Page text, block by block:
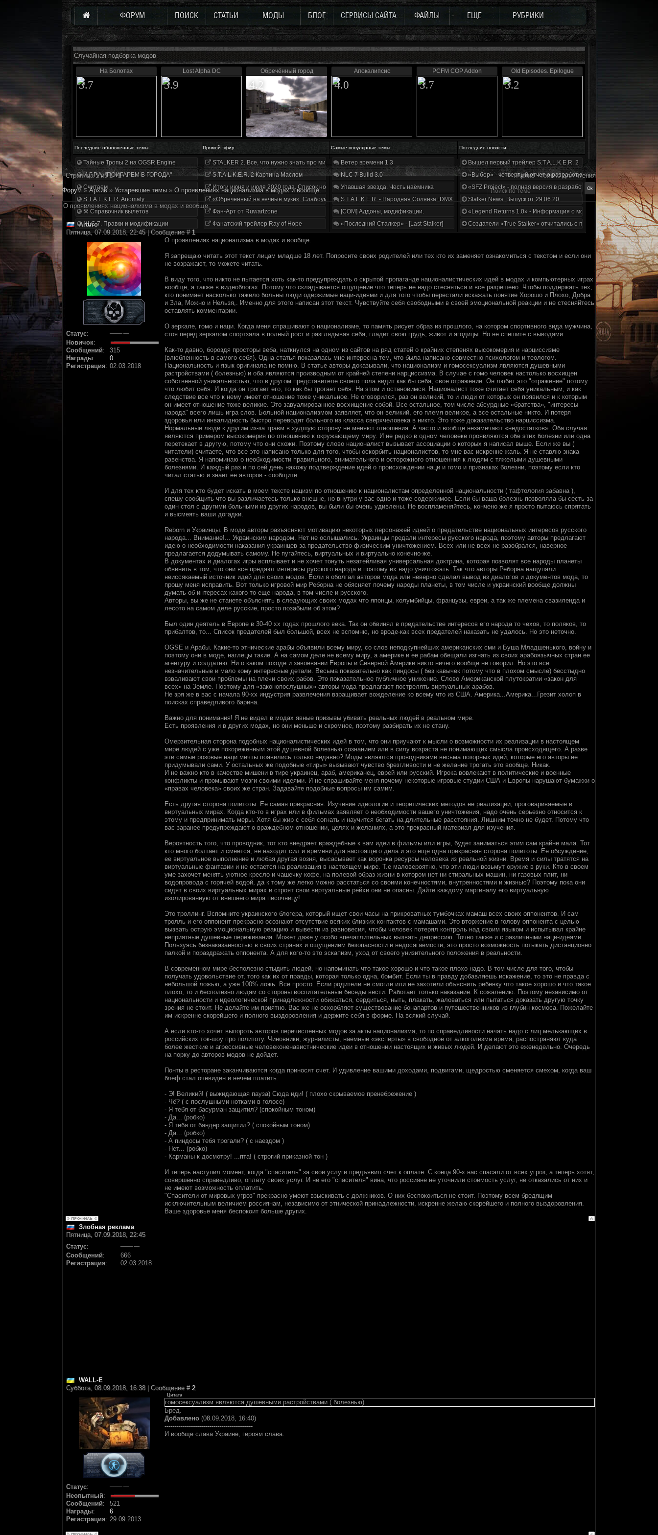
ФОРУМ ПОИСК СТАТЬИ МОДЫ БЛОГ СЕРВИСЫ САЙТА ФАЙЛЫ ЕЩЕ РУБРИКИ
Случайная подборка модов
На Болотах
3.7
Lost Alpha DC
3.9
Обречённый город
4.2
Апокалипсис
4.0
PCFM COP Addon
3.7
Old Episodes. Epilogue
3.2
Последние обновленные темы Прямой эфир Самые популярные темы Последние новости
Тайные Тропы 2 на OGSR Engine
И.Г.Р.А. "ПОИГАРЕМ В ГОРОДА"
Считаем
S.T.A.L.K.E.R. Anomaly
⚒ Справочник вылетов
NLC 7. Правки и модификации
STALKER 2. Все, что нужно знать про мир, геймплей и сюжет | Разбор трейлера
S.T.A.L.K.E.R. 2 Картина Маслом
Итоги июня и июля 2020 года. Список нововведений
«Обречённый на вечные муки». Слабоумие и отвага
Фан-Арт от Ruwartzone
Фанатский трейлер Ray of Hope
Ветер времени 1.3
NLC 7 Build 3.0
Упавшая звезда. Честь наёмника
S.T.A.L.K.E.R. - Народная Солянка+DMX 1.3.5.ООП.МА.К.
[COM] Аддоны, модификации.
«Последний Сталкер» - [Last Stalker]
Вышел первый трейлер S.T.A.L.K.E.R. 2
«Выбор» - четвертый отчет о разработке!
«SFZ Project» - полная версия в разработке!
Stalker News. Выпуск от 29.06.20
«Legend Returns 1.0» - Информация о моде за июнь 2020
Создатели «True Stalker» отчитались о проделанной работе
Страница1из1 1
Архив - только для чтения
Форум » Архив » Устаревшие темы » О проявлениях национализма в модах и вообще.
О проявлениях национализма в модах и вообще.
Arturo
Пятница, 07.09.2018, 22:45 | Сообщение #1
Статус:
Новичок:
Сообщений:
315
Награды:
0
Регистрация: 02.03.2018
О проявлениях национализма в модах и вообще.
Я запрещаю читать этот текст лицам младше 18 лет. Попросите своих родителей или тех кто их заменяет ознакомиться с текстом и если они
не возражают, то можете читать.
В виду того, что никто не пытается хоть как-то предупреждать о скрытой пропаганде националистических идей в модах и компьютерных играх
вообще, а также в видеоблогах. Потому что складывается ощущение что теперь не надо стесняться и все разрешено. Чтобы поддержать тех,
кто понимает насколько тяжело больны люди одержимые наци-идеями и для того чтобы перестали искажать понятие Хорошо и Плохо, Добра
и Зла, Можно и Нельзя,. Именно для этого написан этот текст. Чувствуйте себя свободными в своей эмоциональной реакции и не стесняйтесь
оставлять комментарии.
О зеркале, гомо и наци. Когда меня спрашивают о национализме, то память рисует образ из прошлого, на котором спортивного вида мужчина,
стоя перед зеркалом спортзала в полный рост и разглядывая себя, гладит свою грудь, живот и ягодицы. Но не спешите с выводами...
Как-то давно, бороздя просторы веба, наткнулся на одном из сайтов на ряд статей о крайних степенях высокомерия и нарциссизме
(влюбленность в самого себя). Одна статья показалась мне интересна тем, что была написано совместно психологом и теологом.
Национальность и язык оригинала не помню. В статье авторы доказывали, что национализм и гомосексуализм являются душевными
растройствами ( болезнью) и оба являются производным от крайней степени нарциссизма. В случае с гомо человек настолько восхищен
собственной уникальностью, что в другом представителе своего пола видит как бы себя, свое отражение. Он любит это "отражение" потому
что любит себя. И когда он трогает его, то как бы трогает себя. На этом и остановимся. Националист тоже считает себя уникальным, и как
следствие все что к нему имеет отношение тоже уникальное. Не оговорился, раз он великий, то и люди от которых он появился и к которым
он имеет отношение тоже великие. Это завуалированное восхищение собой. Все остальное, том числе абсурдные «братства», "интересы
народа" всего лишь игра слов. Больной национализмом заявляет, что он великий, его племя великое, а все остальные никто. И потеря
здоровья или инвалидность быстро переводят больного из класса сверхчеловека в никто. Это тоже доказательство нарциссизма.
Нормальные люди к другим из-за травм в худшую сторону не меняют отношения. А часто и вообще незамечают «недостатков». Оба случая
являются примером высокомерия по отношению к окружающему миру. И не редко в одном человеке проявляются обе этих болезни или одна
перетекает в другую, потому что они схожи. Поэтому слово националист вызывает ассоциации о которых я написал выше. Если же вы (
читатели) считаете, что все это написано только для того, чтобы оскорбить националистов, то мне вас искренне жаль. Я не ставлю знака
равенства. Я напоминаю о необходимости правильного, внимательного и осторожного отношенния к людям с тяжелыми душевными
болезнями. И каждый раз и по сей день нахожу подтверждение идей о происхождении наци и гомо и признаках болезни, поэтому если кто
читал статью и знает ее авторов - сообщите.
И для тех кто будет искать в моем тексте нацизм по отношению к националистам определенной национальности ( тафтология забавна ),
спешу сообщить что вы различаетесь только внешне, но внутри у вас одно и тоже содержимое. Если бы ваша болезнь позволяла бы сесть за
один стол с другими больными из других народов, вы были бы очень удивлены. Не воспламеняйтесь, кончено же я просто пытаюсь спрятать
и высмеять ваши догадки.
Reborn и Украинцы. В моде авторы разъясняют мотивацию некоторых персонажей идеей о предательстве национальных интересов русского
народа... Внимание!... Украинским народом. Нет не ослышались. Украинцы предали интересы русского народа, поэтому авторы предлагают
идею о необходимости наказания украинцев за предательство физическим уничтожением. Всех или не всех не разобрался, наверное
предлагается додумывать самому. Не пугайтесь, виртуальных и виртуально конечно-же.
В документах и диалогах игры всплывает и не хочет тонуть незатейливая универсальная доктрина, которая позволят все народы планеты
обвинить в том, что они все предают интересы русского народа и поэтому их надо уничтожать. Так что авторы Реборна нащупали
неиссякаемый источник идей для своих модов. Если я оболгал авторов мода или неверно сделал вывод из диалогов и документов мода, то
прошу меня исправить. Вот только игровой мир Реборна не обясняет почему народы планеты, в том числе и украинский вообще должны
думать об интересах какого-то еще народа, в том числе и русского.
Авторы, вы же не станете объяснять в следующих своих модах что японцы, колумбийцы, французы, евреи, а так же племена свазиленда и
лесото на самом деле русские, просто позабыли об этом?
Был один деятель в Европе в 30-40 xx годах прошлого века. Так он обвинял в предательстве интересов его народа то чехов, то поляков, то
прибалтов, то... Список предателей был большой, всех не вспомню, но вроде-как всех предателей наказать не удалось. Но это неточно.
OGSE и Арабы. Какие-то этнические арабы объявили всему миру, со слов неподкупнейших американских сми и Буша Младшенького, войну и
поэтому они в моде, наглецы такие. А на самом деле не всему миру, а америке и ее рабам обещали изгнать из своих арабоязычных стран ее
агентуру и солдатню. Ни о каком походе и завоевании Европы и Северной Америки никто ничего вообще не говорил. Но это все
незначительные и мало кому интересные детали. Весьма показательно как пиндосы ( без кавычек потому что в плохом смысле) бесстыдно
взваливают свои проблемы на плечи своих рабов. Это показательное публичное унижение. Слово Американской плутократии «закон для
всех» на Земле. Поэтому для «законопослушных» авторы мода предлагают пострелять виртуальных арабов.
Не зря же в вас с начала 90-хх индустрия развлечения взращивает вожделение ко всему что из США. Америка...Америка...Грезит холоп в
поисках справедливого барина.
Важно для понимания! Я не видел в модах явные призывы убивать реальных людей в реальном мире.
Есть проявления и в других модах, но они меньше и скромнее, поэтому разбирать их не стану.
Омерзительная сторона подобных националистических идей в том, что они приучают к мысли о возможности их реализации в настоящем
мире людей с уже покореженным этой душевной болезнью сознанием или в силу возраста не понимающих смысла происходящего. А разве
эти самые розовые наци мечты появились только недавно? Моды являются проводниками весьма позорных идей, которые его авторы не
придумывали сами. У остальных же подобные «тиры» вызывают чувство брезгливости и не желание трогать это вообще. Никак.
И не важно кто в качестве мишени в тире украинец, араб, американец, еврей или русский. Игрока вовлекают в политические и военные
конфликты и промывают мозги своими идеями. И не спрашивайте меня почему некоторые игровые студии США и Европы нарушают бумажки о
«правах человека» своих же стран. Задавайте подобные вопросы им самим.
Есть другая сторона политоты. Ее самая прекрасная. Изучение идеологии и теоретических методов ее реализации, проговариваемые в
виртуальных мирах. Когда кто-то в играх или в фильмах заявляет о необходимости вашего уничтожения, надо очень серьезно относится к
этому и предпринимать меры. Хотя бы жир с себя согнать и научится бегать на длительные расстояния. Лишним точно не будет. Потому что
вас заранее предупреждают о враждебном отношении, целях и желаниях, а это прекрасный материал для изучения.
Вероятность того, что проводник, тот кто внедряет враждебные к вам идеи в фильмы или игры, будет заниматься этим сам крайне мала. Тот
кто много болтает и смеется, не находит сил и времени для настоящего дела и это еще одна прекрасная сторона политоты. Ее обсуждение,
ее виртуальное выполнение и любая другая возня, высасывает как воронка ресурсы человека из реальной жизни. Время и силы тратятся на
виртуальные фантазии и не остается на реализация в настоящем мире. Т.е маловероятно, что эти люди возьмут оружие в руки. Кто в своем
уме захочет менять уютное кресло и чашечку кофе, на полевой образ жизни в котором нет ни стиральных машин, ни газовых плит, ни
водопровода с горячей водой, да к тому же легко можно расстаться со своими конечностями, внутренностями и жизнью? Поэтому пока они
сидят в своих виртуальных мирах и строят свои виртуальные рейхи они не опасны. Дайте каждому маргиналу его виртуальную
изолированную от внешнего мира песочницу!
Это троллинг. Вспомните украинского блогера, который ищет свои часы на прикроватных тумбочках мамаш всех своих оппонентов. И сам
тролль и его оппонент прекрасно осознают отсутствие всяких близких контактов с мамашами. Это вторжение в голову оппонента с целью
вызвать острую эмоциональную реакцию и вывести из равновесия, чтобы человек потерял контроль над своим языком и испытывал крайне
неприятные душевные переживания. Может даже у особо впечатлительных вызвать депрессию. Точно также и с различными наци-идеями.
Пользуясь безнаказанностью в своих странах и ощущением безопасности и недосягаемости, это просто возможность потыкать дистанционно
палкой и пораздражать оппонента. А для кого-то это эскапизм, уход от своего унизительного положения в реальности.
В современном мире бесполезно стыдить людей, но напоминать что такое хорошо и что такое плохо надо. В том числе для того, чтобы
получать удовольствие от, того как их от правды, которая только одна, бомбит. Если ты в правду добавляешь искажение, то это не правда с
небольшой ложью, а уже 100% ложь. Все просто. Если родители не смогли или не захотели объяснить ребенку что такое хорошо и что такое
плохо, то и бесполезно людям со стороны воспитательные беседы вести. Работает только наказание. К сожалению. Поэтому независимо от
национальности и идеологической принадлежности обижаться, сердиться, ныть, плакать, жаловаться или пытаться доказать другую точку
зрения не стоит. Не делайте им приятно. Вас же не оскорбляет существование бонапартов и путешественников из глубин космоса. Пожелайте
им искренне скорейшего и полного выздоровления и держите себя в форме. На всякий случай.
А если кто-то хочет выпороть авторов перечисленных модов за акты национализма, то по справедливости начать надо с лиц мелькающих в
российских ток-шоу про политоту. Чиновники, журналисты, наемные «эксперты» в свободное от алкоголизма время, распостраняют куда
более жесткие и агрессивные человеконенавистнические идеи в отношении настоящих и живых людей. И делают это еженедельно. Очередь
на порку до авторов модов не дойдет.
Понты в ресторане заканчиваются когда приносят счет. И удивление вашими доходами, подвигами, щедростью сменяется смехом, когда ваш
блеф стал очевиден и нечем платить.
- Э! Великий! ( выжидающая пауза) Сюда иди! ( плохо скрываемое пренебрежение )
- Чё? ( с послушными нотками в голосе)
- Я тебя от басурман защитил? (спокойным тоном)
- Да... (робко)
- Я тебя от бандер защитил? ( спокойным тоном)
- Да... (робко)
- А пиндосы тебя трогали? ( с наездом )
- Нет... (робко)
- Карманы к досмотру! ...пта! ( строгий приказной тон )
И теперь наступил момент, когда "спаситель" за свои услуги предъявил счет к оплате. С конца 90-х нас спасали от всех угроз, а теперь хотят,
совершенно справедливо, оплату своих услуг. И не его "спасителя" вина, что россияне не уточнили стоимость услуг, не отказались от них и
не имеют возможность оплатить.
"Спасители от мировых угроз" прекрасно умеют взыскивать с должников. О них беспокоиться не стоит. Поэтому всем бредящим
исключительным величием россиянам, независимо от этнической принадлежности, искренне желаю скорейшего и полного выздоровления.
Ваше здоровье меня беспокоит больше других.
Злобная реклама
Пятница, 07.09.2018, 22:45
Статус:
Сообщений:
666
Регистрация: 02.03.2018
WALL-E
Суббота, 08.09.2018, 16:38 | Сообщение # 2
Статус:
Неопытный:
Сообщений:
521
Награды:
6
Регистрация: 29.09.2013
Цитата
гомосексуализм являются душевными растройствами ( болезнью)
Бред.
Добавлено (08.09.2018, 16:40)
---------------------------------------------
И вообще слава Украине, героям слава.